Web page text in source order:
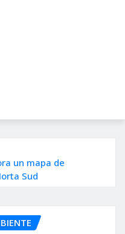
un mapa de
Sud